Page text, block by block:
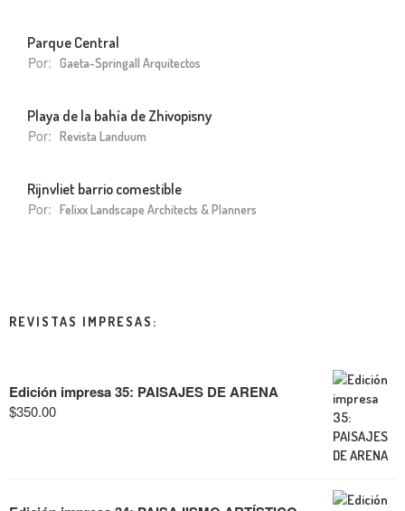
Parque Central
Por: Gaeta-Springall Arquitectos
Playa de la bahía de Zhivopisny
Por: Revista Landuum
Rijnvliet barrio comestible
Por: Felixx Landscape Architects & Planners
REVISTAS IMPRESAS:
Edición impresa 35: PAISAJES DE ARENA
$350.00